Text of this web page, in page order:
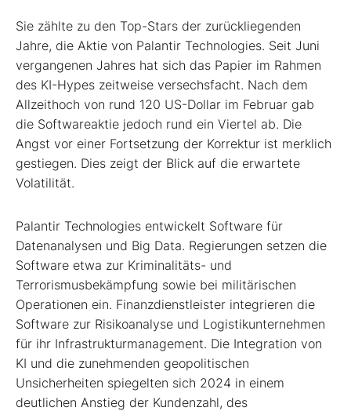
Sie zählte zu den Top-Stars der zurückliegenden
Jahre, die Aktie von Palantir Technologies. Seit Juni
vergangenen Jahres hat sich das Papier im Rahmen
des KI-Hypes zeitweise versechsfacht. Nach dem
Allzeithoch von rund 120 US-Dollar im Februar gab
die Softwareaktie jedoch rund ein Viertel ab. Die
Angst vor einer Fortsetzung der Korrektur ist merklich
gestiegen. Dies zeigt der Blick auf die erwartete
Volatilität.
Palantir Technologies entwickelt Software für
Datenanalysen und Big Data. Regierungen setzen die
Software etwa zur Kriminalitäts- und
Terrorismusbekämpfung sowie bei militärischen
Operationen ein. Finanzdienstleister integrieren die
Software zur Risikoanalyse und Logistikunternehmen
für ihr Infrastrukturmanagement. Die Integration von
KI und die zunehmenden geopolitischen
Unsicherheiten spiegelten sich 2024 in einem
deutlichen Anstieg der Kundenzahl, des